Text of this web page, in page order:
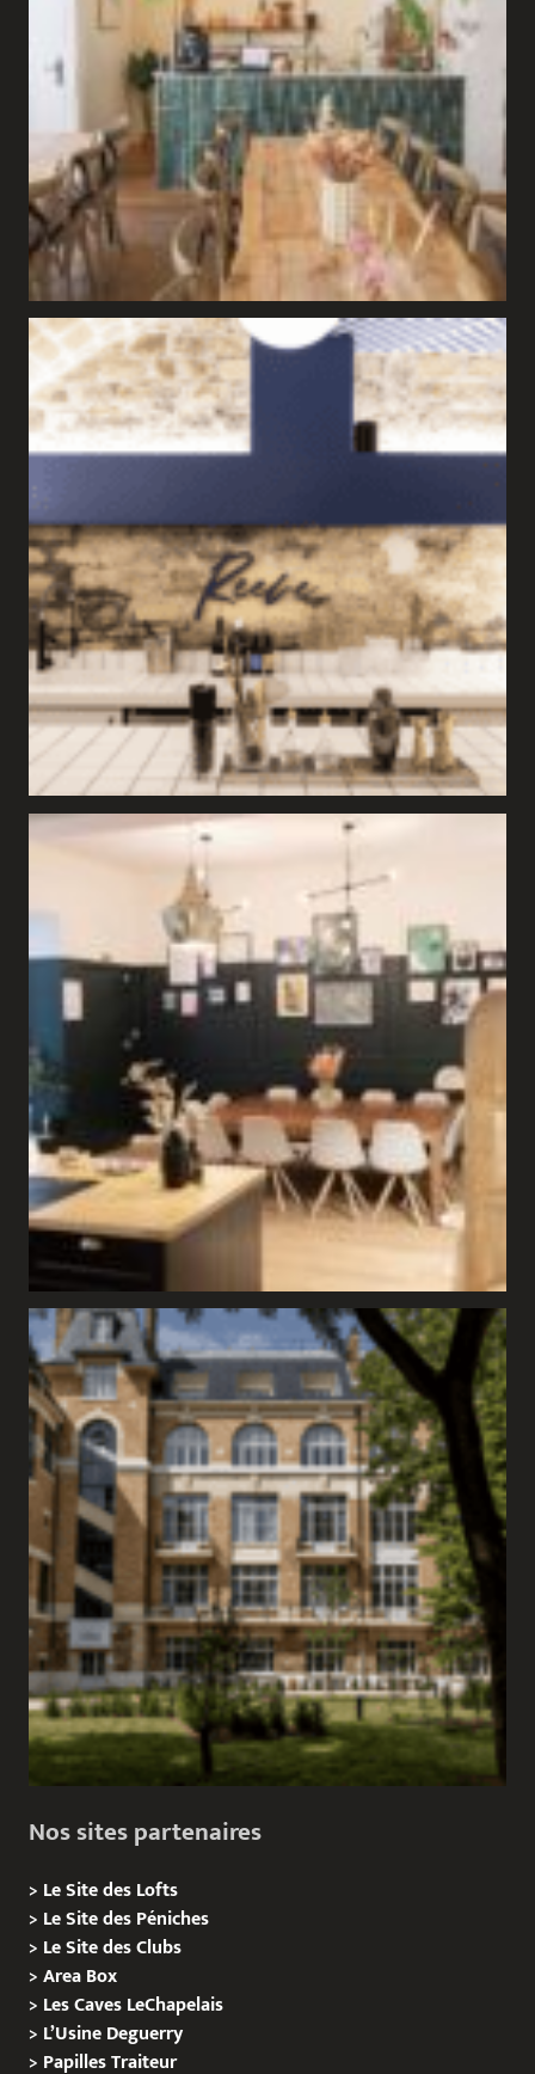
Nos sites partenaires
> Le Site des Lofts
> Le Site des Péniches
> Le Site des Clubs
>Area Box
> Les Caves LeChapelais
> L’Usine Deguerry
> PapillesTraiteur